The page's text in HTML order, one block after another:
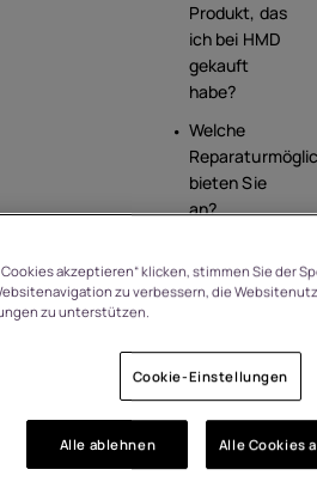
Produkt, das
ich bei HMD
gekauft
habe?
Welche
bieten Sie
an?
Mitteilungen
erhalte ich zu
Bestellung?
Mein Produkt
ist
beschädigt
angekommen.
Cookies akzeptieren“ klicken, stimmen Sie der
zu verbessern, die
zu unterstützen.
Cookie-Einstellungen
Alle ablehnen Alle Cookies